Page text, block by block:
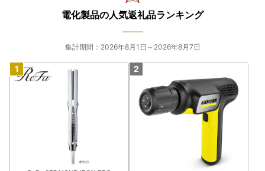
電化製品の人気返礼品ランキング
集計期間：2026年8月1日～2026年8月7日